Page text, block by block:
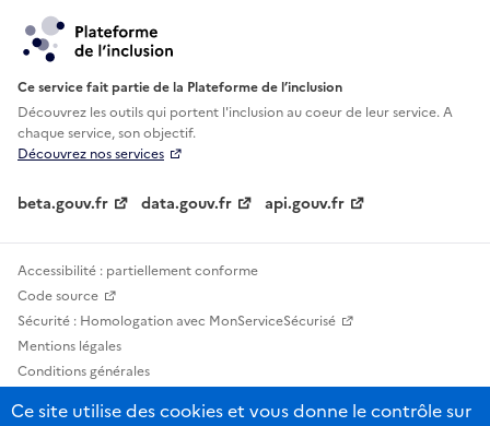
Ce service fait partie de la Plateforme de l’inclusion
Découvrez les outils qui portent l'inclusion aucoeur de leur service. A
chaque service, son objectif.
Découvrez nos services
beta.gouv.fr data.gouv.fr api.gouv.fr
Accessibilité : partiellement conforme
Code source
Sécurité : Homologation avec MonServiceSécurisé
Mentions légales
Conditions générales
Statistiques, lexiques et indicateurs
Ce site utilise des cookies et vous donne le contrôle sur